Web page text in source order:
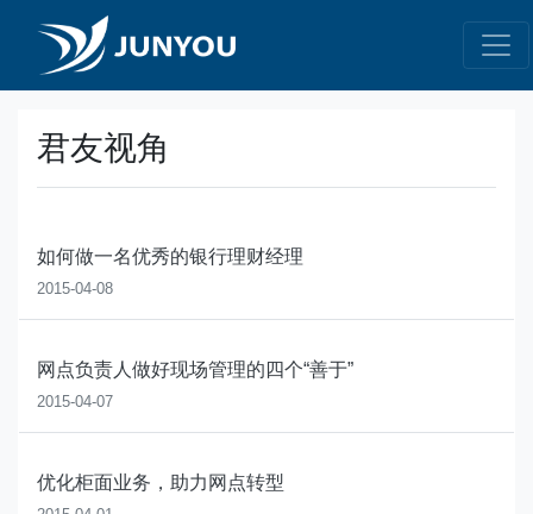
君友视角
如何做一名优秀的银行理财经理
2015-04-08
网点负责人做好现场管理的四个“善于”
2015-04-07
优化柜面业务，助力网点转型